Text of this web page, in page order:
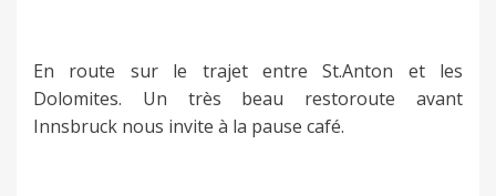
En route sur le trajet entre St.Anton et les
Dolomites. Un très beau restoroute avant
Innsbruck nous invite à la pause café.